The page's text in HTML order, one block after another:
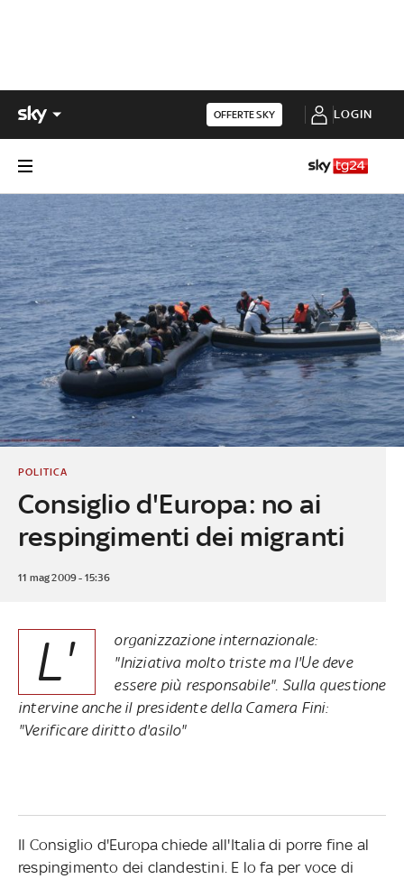
OFFERTE SKY LOGIN
Consiglio d'Europa: no ai
respingimenti dei migranti
POLITICA
11 mag 2009 - 15:36
L'
organizzazione internazionale:
"Iniziativa molto triste ma l'Ue deve
essere più responsabile". Sulla questione
intervine anche il presidente della Camera Fini:
"Verificare diritto d'asilo"
Il Consiglio d'Europa chiede all'Italia di porre fine al
respingimento dei clandestini. E lo fa per voce di